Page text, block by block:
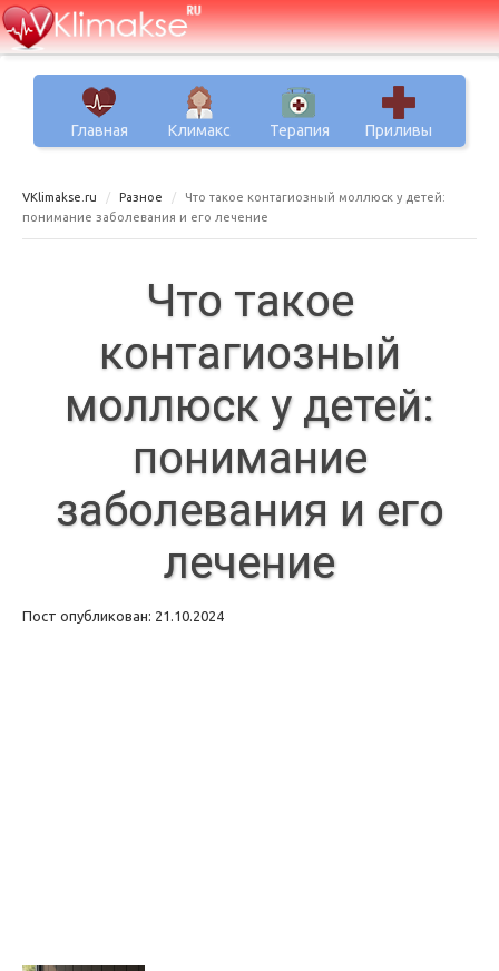
Главная Климакс Терапия Приливы
VKlimakse.ru Разное
Что такое контагиозный моллюск у детей:
понимание заболевания и его лечение
Что такое
контагиозный
моллюск у детей:
понимание
заболевания и его
лечение
Пост опубликован: 21.10.2024